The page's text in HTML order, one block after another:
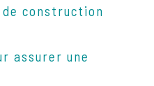
construction
assurer une